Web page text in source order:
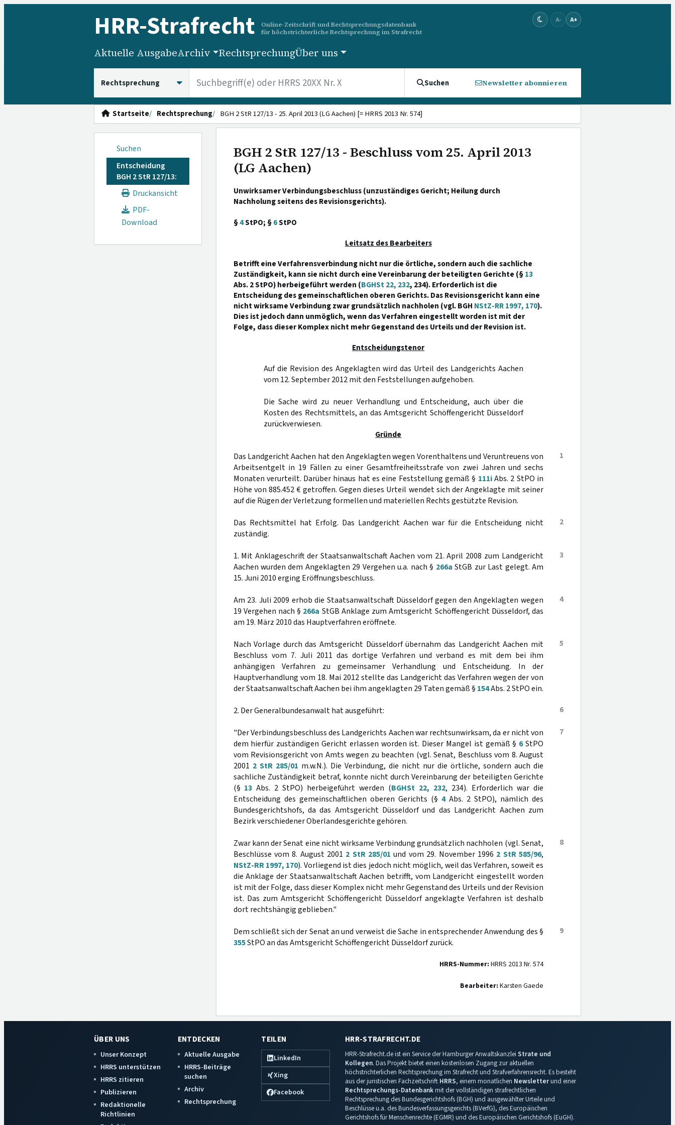
HRR-Strafrecht
Online-Zeitschrift und Rechtsprechungsdatenbank
für höchstrichterliche Rechtsprechung im Strafrecht
A- A+
Aktuelle AusgabeArchiv RechtsprechungÜber uns
Suchen Newsletter abonnieren
Startseite Rechtsprechung BGH 2 StR 127/13 - 25. April 2013 (LG Aachen) [= HRRS 2013 Nr. 574]
Suchen
Entscheidung
BGH 2 StR 127/13:
Druckansicht
PDF-
Download
BGH 2 StR 127/13 - Beschluss vom 25. April 2013
(LG Aachen)
Unwirksamer Verbindungsbeschluss (unzuständiges Gericht; Heilung durch
Nachholung seitens des Revisionsgerichts).
§4StPO; §6StPO
Leitsatz des Bearbeiters
Betrifft eine Verfahrensverbindung nicht nur die örtliche, sondern auch die sachliche
Zuständigkeit, kann sie nicht durch eine Vereinbarung der beteiligten Gerichte (§13
Abs. 2 StPO) herbeigeführt werden (BGHSt 22, 232, 234). Erforderlich ist die
Entscheidung des gemeinschaftlichen oberen Gerichts. Das Revisionsgericht kann eine
nicht wirksame Verbindung zwar grundsätzlich nachholen (vgl. BGH NStZ-RR 1997, 170).
Dies ist jedoch dann unmöglich, wenn das Verfahren eingestellt worden ist mit der
Folge, dass dieser Komplex nicht mehr Gegenstand des Urteils und der Revision ist.
Entscheidungstenor
Auf die Revision des Angeklagten wird das Urteil des Landgerichts Aachen
vom 12. September 2012 mit den Feststellungen aufgehoben.
Die Sache wird zu neuer Verhandlung und Entscheidung, auch über die
Kosten des Rechtsmittels, an das Amtsgericht Schöffengericht Düsseldorf
zurückverwiesen.
Gründe
1
Das Landgericht Aachen hat den Angeklagten wegen Vorenthaltens und Veruntreuens von
Arbeitsentgelt in 19 Fällen zu einer Gesamtfreiheitsstrafe von zwei Jahren und sechs
Monaten verurteilt. Darüber hinaus hat es eine Feststellung gemäß § 111iAbs. 2 StPO in
Höhe von 885.452 € getroffen. Gegen dieses Urteil wendet sich der Angeklagte mit seiner
auf die Rügen der Verletzung formellen und materiellen Rechts gestützte Revision.
2
Das Rechtsmittel hat Erfolg. Das Landgericht Aachen war für die Entscheidung nicht
zuständig.
3
1. Mit Anklageschrift der Staatsanwaltschaft Aachen vom 21. April 2008 zum Landgericht
Aachen wurden dem Angeklagten 29 Vergehen u.a. nach § 266a StGB zur Last gelegt. Am
15. Juni 2010 erging Eröffnungsbeschluss.
4
Am 23. Juli 2009 erhob die Staatsanwaltschaft Düsseldorf gegen den Angeklagten wegen
19 Vergehen nach § 266a StGB Anklage zum Amtsgericht Schöffengericht Düsseldorf, das
am 19. März 2010 das Hauptverfahren eröffnete.
5
Nach Vorlage durch das Amtsgericht Düsseldorf übernahm das Landgericht Aachen mit
Beschluss vom 7. Juli 2011 das dortige Verfahren und verband es mit dem bei ihm
anhängigen Verfahren zu gemeinsamer Verhandlung und Entscheidung. In der
Hauptverhandlung vom 18. Mai 2012 stellte das Landgericht das Verfahren wegen der von
der Staatsanwaltschaft Aachen bei ihm angeklagten 29 Taten gemäß § 154Abs. 2 StPO ein.
6
2. Der Generalbundesanwalt hat ausgeführt:
7
"Der Verbindungsbeschluss des Landgerichts Aachen war rechtsunwirksam, da er nicht von
dem hierfür zuständigen Gericht erlassen worden ist. Dieser Mangel ist gemäß § 6StPO
vom Revisionsgericht von Amts wegen zu beachten (vgl. Senat, Beschluss vom 8. August
2001 2 StR 285/01 m.w.N.). Die Verbindung, die nicht nur die örtliche, sondern auch die
sachliche Zuständigkeit betraf, konnte nicht durch Vereinbarung der beteiligten Gerichte
(§ 13 Abs. 2 StPO) herbeigeführt werden (BGHSt 22, 232, 234). Erforderlich war die
Entscheidung des gemeinschaftlichen oberen Gerichts (§ 4Abs. 2 StPO), nämlich des
Bundesgerichtshofs, da das Amtsgericht Düsseldorf und das Landgericht Aachen zum
Bezirk verschiedener Oberlandesgerichte gehören.
8
Zwar kann der Senat eine nicht wirksame Verbindung grundsätzlich nachholen (vgl. Senat,
Beschlüsse vom 8. August 2001 2 StR 285/01 und vom 29. November 1996 2 StR 585/96,
NStZ-RR 1997, 170). Vorliegend ist dies jedoch nicht möglich, weil das Verfahren, soweit es
die Anklage der Staatsanwaltschaft Aachen betrifft, vom Landgericht eingestellt worden
ist mit der Folge, dass dieser Komplex nicht mehr Gegenstand des Urteils und der Revision
ist. Das zum Amtsgericht Schöffengericht Düsseldorf angeklagte Verfahren ist deshalb
dort rechtshängig geblieben."
9
Dem schließt sich der Senat an und verweist die Sache in entsprechender Anwendung des §
355StPO an das Amtsgericht Schöffengericht Düsseldorf zurück.
HRRS-Nummer: HRRS 2013 Nr. 574
Bearbeiter: Karsten Gaede
ÜBER UNS
Unser Konzept
HRRS unterstützen
HRRS zitieren
Publizieren
Redaktionelle
Richtlinien
ENTDECKEN
Aktuelle Ausgabe
HRRS-Beiträge
suchen
Archiv
Rechtsprechung
TEILEN
LinkedIn
Xing
Facebook
HRR-STRAFRECHT.DE
HRR-Strafrecht.de ist ein Service der Hamburger Anwaltskanzlei Strate und
Kollegen. Das Projekt bietet einen kostenlosen Zugang zur aktuellen
höchstrichterlichen Rechtsprechung im Strafrecht und Strafverfahrensrecht. Es besteht
aus der juristischen Fachzeitschrift HRRS, einem monatlichen Newsletterund einer
Rechtsprechungs-Datenbankmit der vollständigen strafrechtlichen
Rechtsprechung des Bundesgerichtshofs (BGH) und ausgewählter Urteile und
Beschlüsse u.a. des Bundesverfassungsgerichts (BVerfG), des Europäischen
Gerichtshofs für Menschenrechte (EGMR) und des Europäischen Gerichtshofs (EuGH).